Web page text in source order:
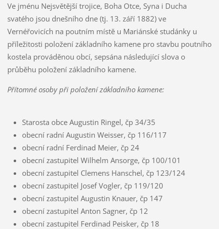
Ve jménu Nejsvětější trojice, Boha Otce, Syna i Ducha
svatého jsou dnešního dne (tj. 13. září 1882) ve
Vernéřovicích na poutním místě u Mariánské studánky u
příležitosti položení základního kamene pro stavbu poutního
kostela prováděnou obcí, sepsána následující slova o
průběhu položení základního kamene.
Přítomné osoby při položení základního kamene:
Starosta obce Augustin Ringel, čp 34/35
obecní radní Augustin Weisser, čp 116/117
obecní radní Ferdinad Meier, čp 24
obecní zastupitel Wilhelm Ansorge, čp 100/101
obecní zastupitel Clemens Hanschel, čp 123/124
obecní zastupitel Josef Vogler, čp 119/120
obecní zastupitel Augustin Knauer, čp 147
obecní zastupitel Anton Sagner, čp 12
obecní zastupitel Ferdinad Peisker, čp 18